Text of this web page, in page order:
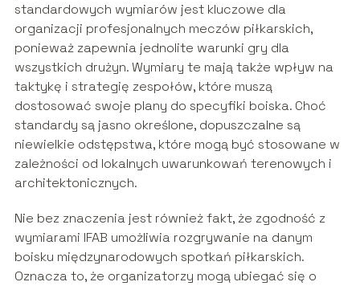
standardowych wymiarów jest kluczowe dla
organizacji profesjonalnych meczów piłkarskich,
ponieważ zapewnia jednolite warunki gry dla
wszystkich drużyn. Wymiary te mają także wpływ na
taktykę i strategię zespołów, które muszą
dostosować swoje plany do specyfiki boiska. Choć
standardy są jasno określone, dopuszczalne są
niewielkie odstępstwa, które mogą być stosowane w
zależności od lokalnych uwarunkowań terenowych i
architektonicznych.
Nie bez znaczenia jest również fakt, że zgodność z
wymiarami IFAB umożliwia rozgrywanie na danym
boisku międzynarodowych spotkań piłkarskich.
Oznacza to, że organizatorzy mogą ubiegać się o